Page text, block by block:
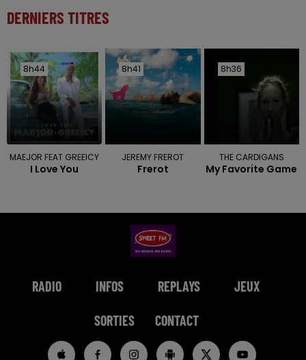
DERNIERS TITRES
8h44
8h44
MAEJOR FEAT GREEICY
I Love You
8h41
8h41
JEREMY FREROT
Frerot
8h36
8h36
THE CARDIGANS
My Favorite Game
RADIO INFOS REPLAYS JEUX
SORTIES CONTACT